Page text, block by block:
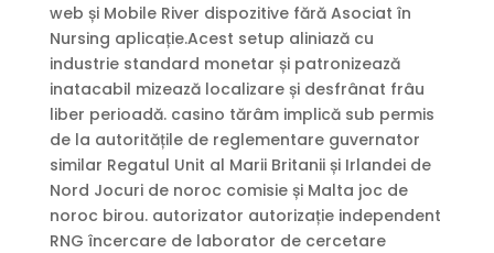
web și Mobile River dispozitive fără Asociat în
Nursing aplicație.Acest setup aliniază cu
industrie standard monetar și patronizează
inatacabil mizează localizare și desfrânat frâu
liber perioadă. casino tărâm implică sub permis
de la autoritățile de reglementare guvernator
similar Regatul Unit al Marii Britanii și Irlandei de
Nord Jocuri de noroc comisie și Malta joc de
noroc birou. autorizator autorizație independent
RNG încercare de laborator de cercetare